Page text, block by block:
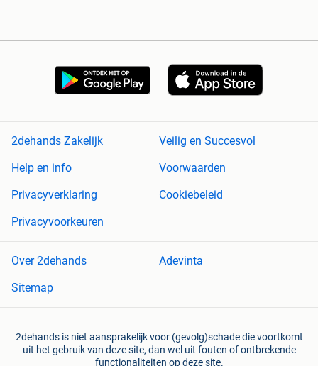
2dehands Zakelijk
Veilig en Succesvol
Help en info
Voorwaarden
Privacyverklaring
Cookiebeleid
Privacyvoorkeuren
Over 2dehands
Adevinta
Sitemap
2dehands is niet aansprakelijk voor (gevolg)schade die voortkomt
uit het gebruik van deze site, dan wel uit fouten of ontbrekende
functionaliteiten op deze site.